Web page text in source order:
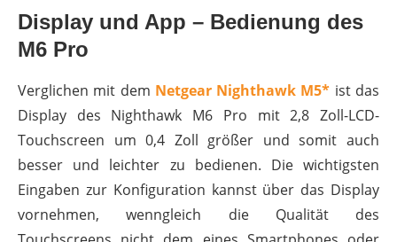
Display und App – Bedienung des
M6 Pro
Verglichen mit dem Netgear Nighthawk M5* ist das
Display des Nighthawk M6 Pro mit 2,8 Zoll-LCD-
Touchscreen um 0,4 Zoll größer und somit auch
besser und leichter zu bedienen. Die wichtigsten
Eingaben zur Konfiguration kannst über das Display
vornehmen, wenngleich die Qualität des